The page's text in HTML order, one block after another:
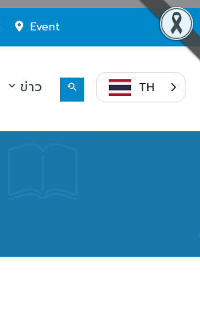
Event
ข่าว TH